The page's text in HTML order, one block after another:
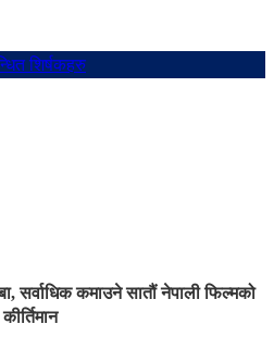
शिर्षकहरु
सर्वाधिक कमाउने सातौं नेपाली फिल्मको
कीर्तिमान